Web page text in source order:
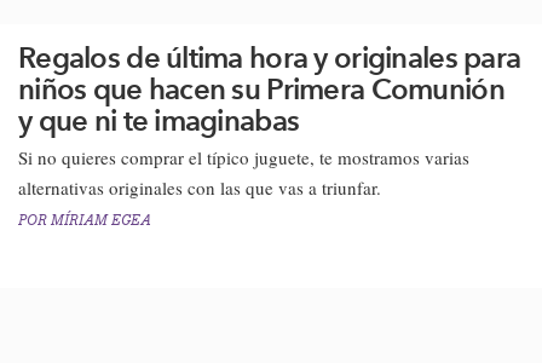
Regalos de última hora y originales para
niños que hacen su Primera Comunión
y que ni te imaginabas
Si no quieres comprar el típico juguete, te mostramos varias
alternativas originales con las que vas a triunfar.
POR MÍRIAM EGEA